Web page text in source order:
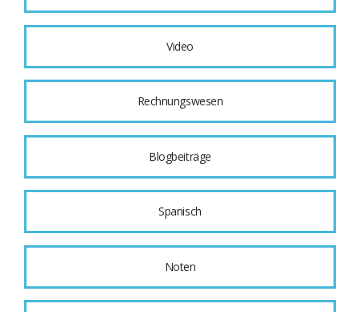
Video
Rechnungswesen
Blogbeiträge
Spanisch
Noten